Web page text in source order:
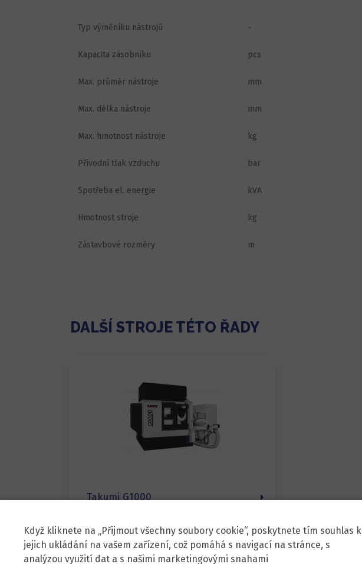
Typ výměníku nástrojů -
Kapacita zásobníku pcs
Max. průměr nástroje mm
Max. délka nástroje mm
Max. hmotnost nástroje kg
Přívodní tlak vzduchu bar
Spotřeba el. energie kVA
Hmotnost stroje kg
Zástavbové rozměry m
DALŠÍ STROJE TÉTO ŘADY
Takumi G1000
Když kliknete na „Přijmout všechny soubory cookie“, poskytnete tím souhlas k
jejich ukládání na vašem zařízení, což pomáhá s navigací na stránce, s
analýzou využití dat a s našimi marketingovými snahami